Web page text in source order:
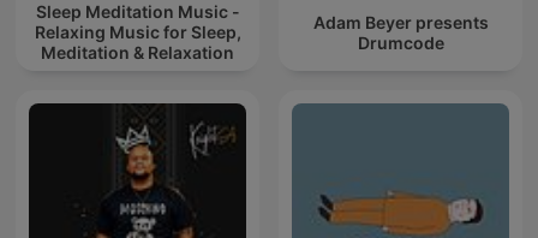
Sleep Meditation Music -
Relaxing Music for Sleep,
Meditation & Relaxation
Adam Beyer presents
Drumcode